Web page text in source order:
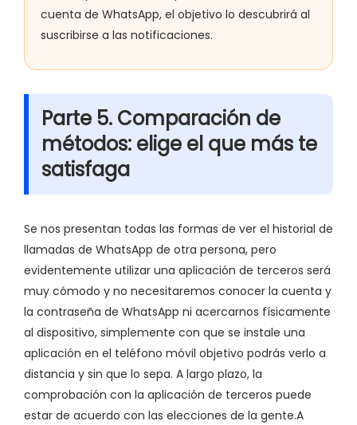
cuenta de WhatsApp, el objetivo lo descubrirá al
suscribirse a las notificaciones.
Parte 5. Comparación de
métodos: elige el que más te
satisfaga
Se nos presentan todas las formas de ver el historial de
llamadas de WhatsApp de otra persona, pero
evidentemente utilizar una aplicación de terceros será
muy cómodo y no necesitaremos conocer la cuenta y
la contraseña de WhatsApp ni acercarnos físicamente
al dispositivo, simplemente con que se instale una
aplicación en el teléfono móvil objetivo podrás verlo a
distancia y sin que lo sepa. A largo plazo, la
comprobación con la aplicación de terceros puede
estar de acuerdo con las elecciones de la gente.A